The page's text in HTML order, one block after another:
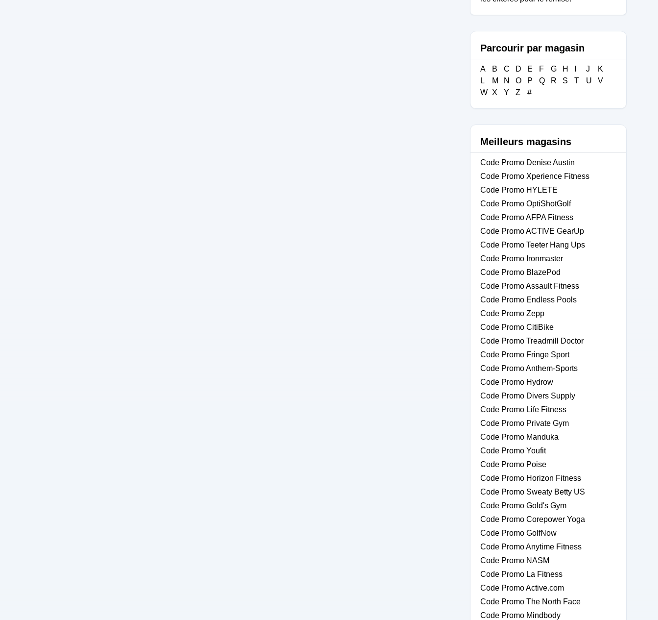
Parcourir par magasin
A B C D E F G H J
K
L
M N O P Q R S T U
V
W X Y Z #
Meilleurs magasins
Code Promo Denise Austin
Code Promo Xperience Fitness
Code Promo HYLETE
Code Promo OptiShotGolf
Code Promo AFPA Fitness
Code Promo ACTIVE GearUp
Code Promo Teeter Hang Ups
Code Promo Ironmaster
Code Promo BlazePod
Code Promo Assault Fitness
Code Promo Endless Pools
Code Promo Zepp
Code Promo CitiBike
Code Promo Treadmill Doctor
Code Promo Fringe Sport
Code Promo Anthem-Sports
Code Promo Hydrow
Code Promo Divers Supply
Code Promo Life Fitness
Code Promo Private Gym
Code Promo Manduka
Code Promo Youfit
Code Promo Poise
Code Promo Horizon Fitness
Code Promo Sweaty Betty US
Code Promo Gold's Gym
Code Promo Corepower Yoga
Code Promo GolfNow
Code Promo Anytime Fitness
Code Promo NASM
Code Promo La Fitness
Code Promo Active.com
Code Promo The North Face
Code Promo Mindbody